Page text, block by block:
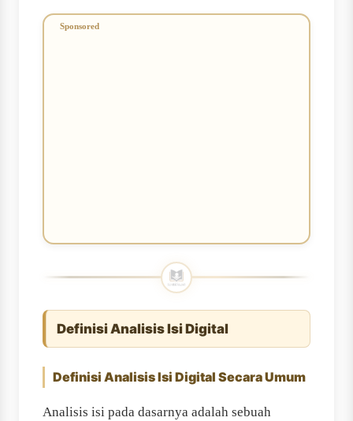
Definisi Analisis Isi Digital
Definisi Analisis Isi Digital Secara Umum
Analisis isi pada dasarnya adalah sebuah